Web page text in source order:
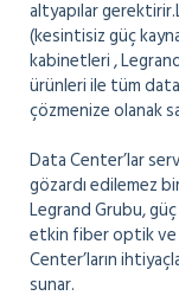
altyapılar
(kesintisiz güç
kabinetleri ,
ürünleri ile tüm
çözmenize olanak
Data Center’lar
gözardı edilemez
Legrand Grubu,
etkin fiber optik ve
Center’ların
sunar.